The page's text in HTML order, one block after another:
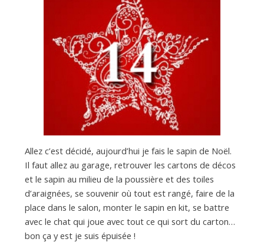
Allez c’est décidé, aujourd’hui je fais le sapin de Noël.
Il faut allez au garage, retrouver les cartons de décos
et le sapin au milieu de la poussière et des toiles
d’araignées, se souvenir où tout est rangé, faire de la
place dans le salon, monter le sapin en kit, se battre
avec le chat qui joue avec tout ce qui sort du carton…
bon ça y est je suis épuisée !